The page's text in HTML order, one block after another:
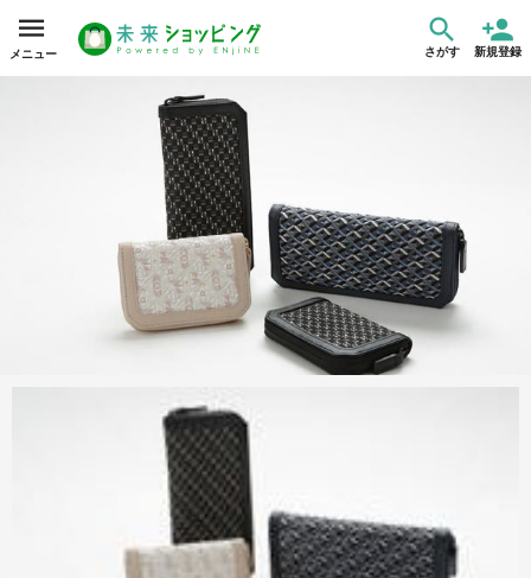
メニュー さがす 新規登録